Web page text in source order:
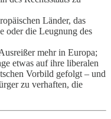
Länder, das
oder die Leugnung des
mehr in Europa;
etwas auf ihre liberalen
Vorbild gefolgt – und
zu verhaften, die